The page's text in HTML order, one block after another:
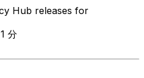
Hub releases for
分